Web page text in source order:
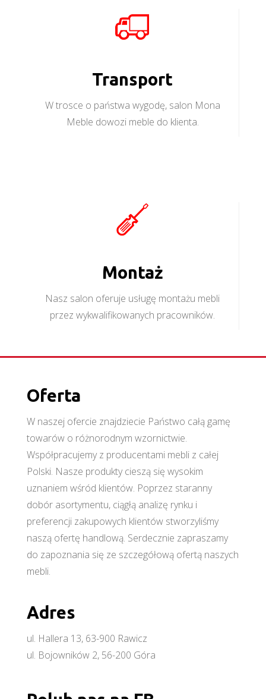
Transport
W trosce o państwa wygodę, salon Mona
Meble dowozi meble do klienta.
Montaż
Nasz salon oferuje usługę montażu mebli
przez wykwalifikowanych pracowników.
Oferta
W naszej ofercie znajdziecie Państwo całą gamę
towarów o różnorodnym wzornictwie.
Współpracujemy z producentami mebli z całej
Polski. Nasze produkty cieszą się wysokim
uznaniem wśród klientów. Poprzez staranny
dobór asortymentu, ciągłą analizę rynku i
preferencji zakupowych klientów stworzyliśmy
naszą ofertę handlową. Serdecznie zapraszamy
do zapoznania się ze szczegółową ofertą naszych
mebli.
Adres
ul. Hallera 13, 63-900 Rawicz
ul. Bojowników 2, 56-200 Góra